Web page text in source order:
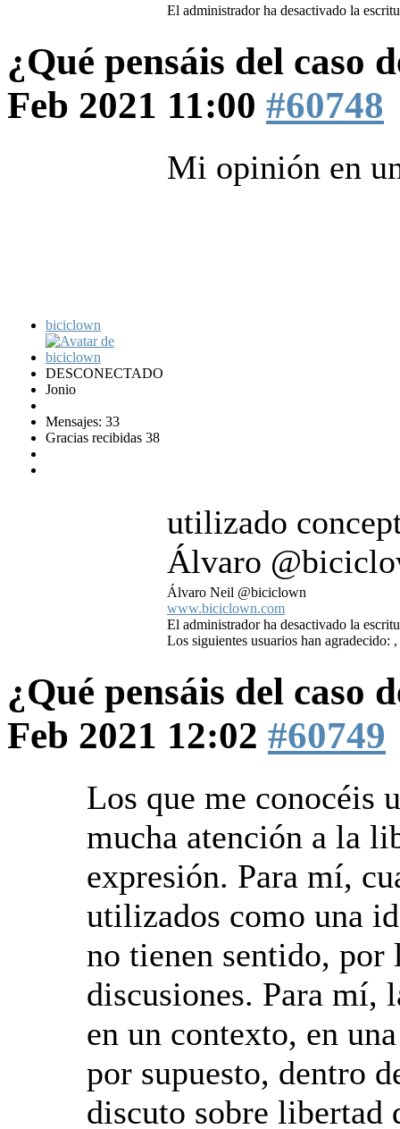
El administrador ha desactivado la
¿Qué pensáis del caso
Feb 2021 11:00 #60748
biciclown
DESCONECTADO
Jonio
Mensajes: 33
Gracias recibidas 38
Mi opinión en
utilizado
Álvaro
Álvaro Neil @biciclown
www.biciclown.com
El administrador ha desactivado la
Los siguientes usuarios han agradecido: ,
¿Qué pensáis del caso
Feb 2021 12:02 #60749
Los que me conocéis
mucha atención a la
expresión. Para mí,
utilizados como una
no tienen sentido, por
discusiones. Para mí,
en un contexto, en
por supuesto, dentro
discuto sobre libertad